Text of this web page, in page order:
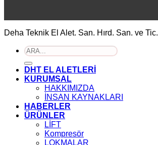
Deha Teknik El Alet. San. Hırd. San. ve Tic.
Ara:
DHT EL ALETLERİ
KURUMSAL
HAKKIMIZDA
İNSAN KAYNAKLARI
HABERLER
ÜRÜNLER
LİFT
Kompresör
LOKMALAR